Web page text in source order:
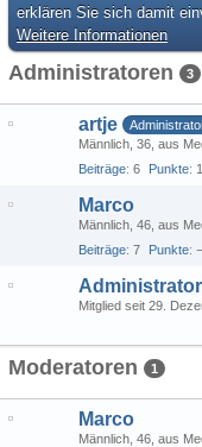
erklären Sie sich damit
Weitere Informationen
Administratoren 3
artje
Männlich 36 aus
Beiträge 6 Punkte
Marco
Männlich 46 aus
Beiträge 7 Punkte
Administrator
Mitglied seit 29.
Moderatoren 1
Marco
Männlich 46 aus